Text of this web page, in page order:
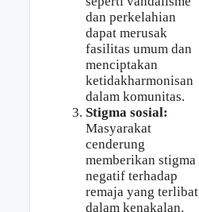
dan perkelahian
dapat merusak
fasilitas umum dan
menciptakan
ketidakharmonisan
dalam komunitas.
Stigma sosial:
Masyarakat
cenderung
memberikan stigma
negatif terhadap
remaja yang terlibat
dalam kenakalan.